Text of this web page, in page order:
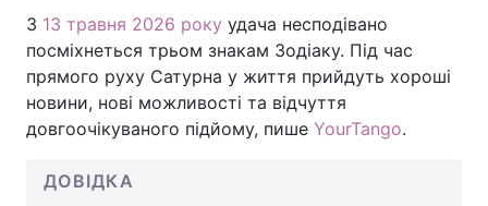
З 13 травня 2026 року удача несподівано
посміхнеться трьом знакам Зодіаку. Під час
прямого руху Сатурна у життя прийдуть хороші
новини, нові можливості та відчуття
довгоочікуваного підйому, пише YourTango.
ДОВІДКА